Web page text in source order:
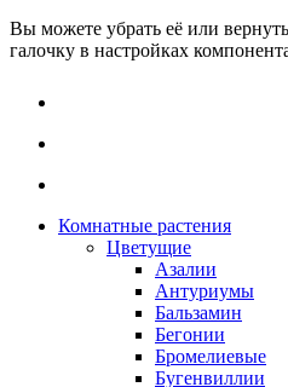
Вы можете убрать её или
галочку в настройках
Комнатные растения
Цветущие
Азалии
Антуриумы
Бальзамин
Бегонии
Бромелиевые
Бугенвиллии